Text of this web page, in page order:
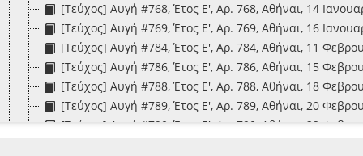
[Τεύχος] Αυγή #768, Έτος Ε', Αρ. 768, Αθήναι, 14
[Τεύχος] Αυγή #769, Έτος Ε', Αρ. 769, Αθήναι, 16
[Τεύχος] Αυγή #784, Έτος Ε', Αρ. 784, Αθήναι, 11
[Τεύχος] Αυγή #786, Έτος Ε', Αρ. 786, Αθήναι, 15
[Τεύχος] Αυγή #788, Έτος Ε', Αρ. 788, Αθήναι, 18
[Τεύχος] Αυγή #789, Έτος Ε', Αρ. 789, Αθήναι, 20
[Τεύχος] Αυγή #790, Έτος Ε', Αρ. 790, Αθήναι, 22